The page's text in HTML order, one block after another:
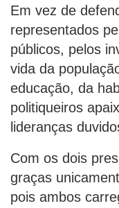
Em vez de
representados
públicos, pelos
vida da
educação, da
politiqueiros
lideranças
Com os dois
graças
pois ambos